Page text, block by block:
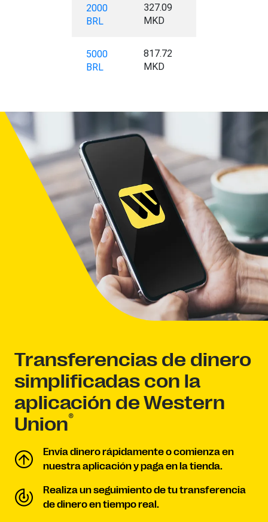
2000
BRL
327.09
MKD
5000
BRL
817.72
MKD
Transferencias de dinero
simplificadas con la
aplicación de Western
Union®
Envía dinero rápidamente o comienza en
nuestra aplicación y paga en la tienda.
Realiza un seguimiento de tu transferencia
de dinero en tiempo real.